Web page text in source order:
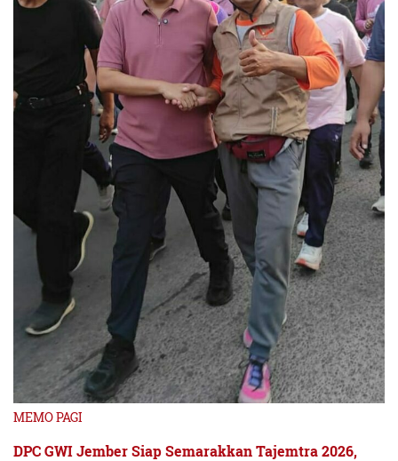
MEMO PAGI
DPC GWI Jember Siap Semarakkan Tajemtra 2026,